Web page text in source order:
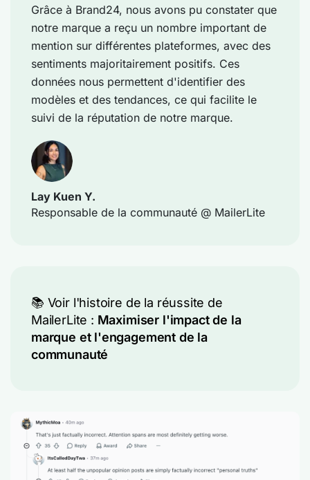
Grâce à Brand24, nous avons pu constater que
notre marque a reçu un nombre important de
mention sur différentes plateformes, avec des
sentiments majoritairement positifs. Ces
données nous permettent d'identifier des
modèles et des tendances, ce qui facilite le
suivi de la réputation de notre marque.
Lay Kuen Y.
Responsable de la communauté @ MailerLite
📚 Voir l'histoire de la réussite de
MailerLite : Maximiser l'impact de la
marque et l'engagement de la
communauté